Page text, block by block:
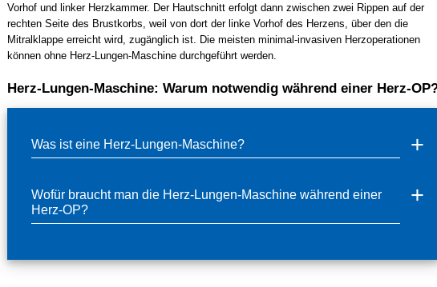
Vorhof und linker Herzkammer. Der Hautschnitt erfolgt dann zwischen zwei Rippen auf der
rechten Seite des Brustkorbs, weil von dort der linke Vorhof des Herzens, über den die
Mitralklappe erreicht wird, zugänglich ist. Die meisten minimal-invasiven Herzoperationen
können ohne Herz-Lungen-Maschine durchgeführt werden.
Herz-Lungen-Maschine: Warum notwendig während einer Herz-
Was ist eine Herz-Lungen-Maschine?
Wofür braucht man die Herz-Lungen-Maschine während einer
Herz-OP?